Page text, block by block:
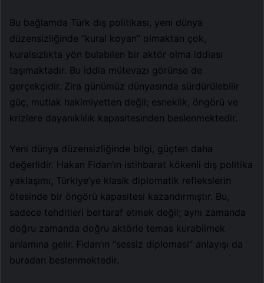
Bu bağlamda Türk dış politikası, yeni dünya
düzensizliğinde “kural koyan” olmaktan çok,
kuralsızlıkta yön bulabilen bir aktör olma iddiası
taşımaktadır. Bu iddia mütevazı görünse de
gerçekçidir. Zira günümüz dünyasında sürdürülebilir
güç, mutlak hakimiyetten değil; esneklik, öngörü ve
krizlere dayanıklılık kapasitesinden beslenmektedir.
Yeni dünya düzensizliğinde bilgi, güçten daha
değerlidir. Hakan Fidan’ın istihbarat kökenli dış politika
yaklaşımı, Türkiye’ye klasik diplomatik reflekslerin
ötesinde bir öngörü kapasitesi kazandırmıştır. Bu,
sadece tehditleri bertaraf etmek değil; aynı zamanda
doğru zamanda doğru aktörle temas kurabilmek
anlamına gelir. Fidan’ın “sessiz diplomasi” anlayışı da
buradan beslenmektedir.